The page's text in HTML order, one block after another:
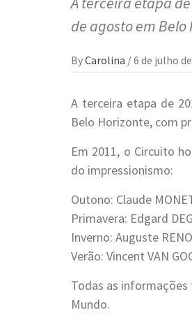
de agosto em
ByCarolina /6 de julho
A terceira etapa de
Belo Horizonte, com
Em 2011, o Circuito
do impressionismo:
Outono: Claude
Primavera: Edgard
Inverno: Auguste
Verão: Vincent VAN
Todas as
Mundo.